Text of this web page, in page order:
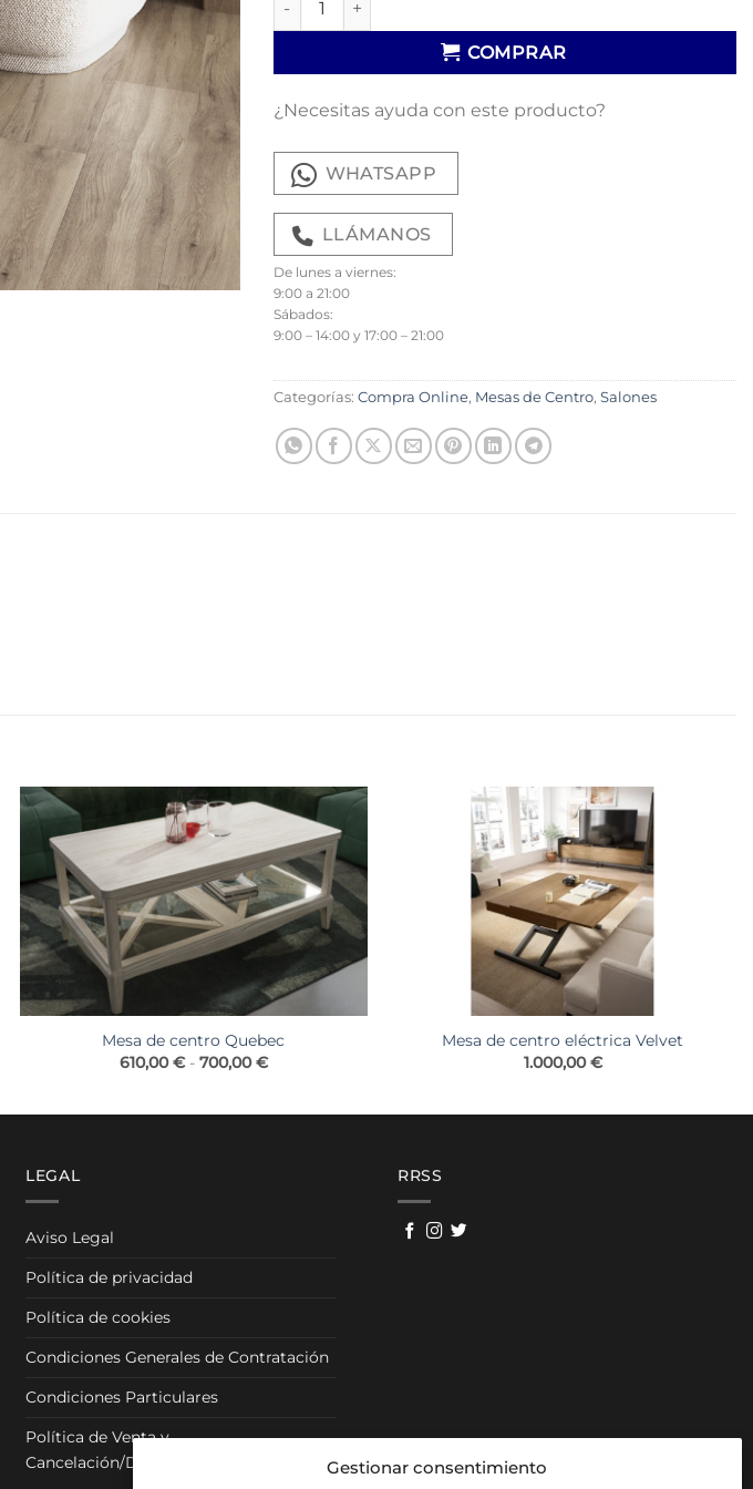
Gestionar consentimiento
COMPRAR
¿Necesitas ayuda con este producto?
WHATSAPP
LLÁMANOS
De lunes a viernes:
9:00 a 21:00
Sábados:
9:00 – 14:00 y 17:00 – 21:00
Categorías: Compra Online, Mesas de Centro, Salones
Mesa de centro Quebec
610,00€ - 700,00€Rango
Mesa de centro eléctrica Velvet
1.000,00€
LEGAL
Aviso Legal
Política de privacidad
Política de cookies
Condiciones Generales de Contratación
Condiciones Particulares
Política de Venta y
Cancelación/Devolución
RRSS